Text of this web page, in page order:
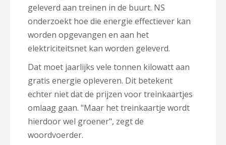
geleverd aan treinen in de buurt. NS
onderzoekt hoe die energie effectiever kan
worden opgevangen en aan het
elektriciteitsnet kan worden geleverd.
Dat moet jaarlijks vele tonnen kilowatt aan
gratis energie opleveren. Dit betekent
echter niet dat de prijzen voor treinkaartjes
omlaag gaan. "Maar het treinkaartje wordt
hierdoor wel groener", zegt de
woordvoerder.